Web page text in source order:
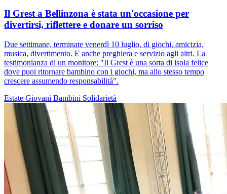
Il Grest a Bellinzona è stata un'occasione per
divertirsi, riflettere e donare un sorriso
Due settimane, terminate venerdì 10 luglio, di giochi, amicizia,
musica, divertimento. E anche preghiera e servizio agli altri. La
testimonianza di un monitore: "Il Grest è una sorta di isola felice
dove puoi ritornare bambino con i giochi, ma allo stesso tempo
crescere assumendo responsabilità".
Estate Giovani Bambini Solidarietà